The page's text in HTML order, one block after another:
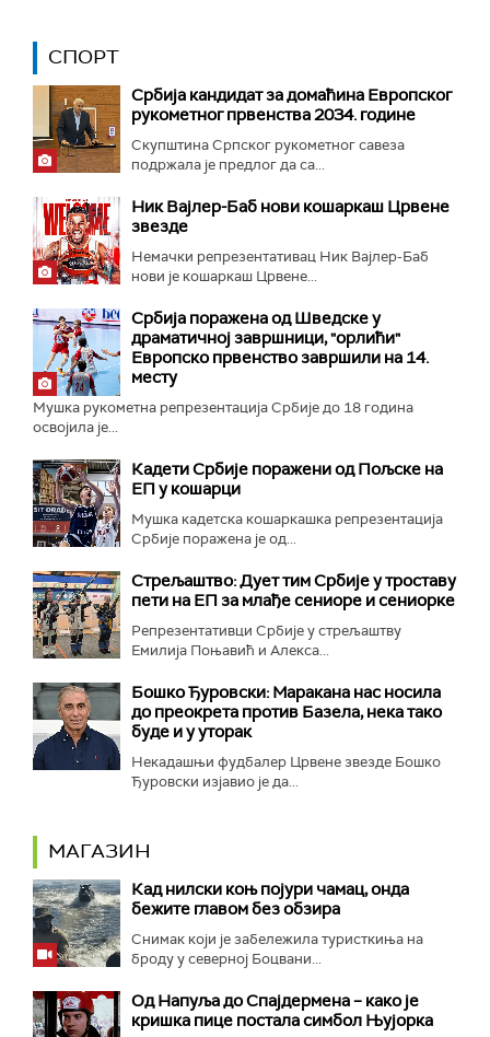
СПОРТ
Србија кандидат за домаћина Европског
рукометног првенства 2034. године
Скупштина Српског рукометног савеза
подржала је предлог да са...
Ник Вајлер-Баб нови кошаркаш Црвене
звезде
Немачки репрезентативац Ник Вајлер-Баб
нови је кошаркаш Црвене...
Србија поражена од Шведске у
драматичној завршници, "орлићи"
Европско првенство завршили на 14.
месту
Мушка рукометна репрезентација Србије до 18 година
освојила је...
Кадети Србије поражени од Пољске на
ЕП у кошарци
Мушка кадетска кошаркашка репрезентација
Србије поражена је од...
Стрељаштво: Дует тим Србије у троставу
пети на ЕП за млађе сениоре и сениорке
Репрезентативци Србије у стрељаштву
Емилија Поњавић и Алекса...
Бошко Ђуровски: Маракана нас носила
до преокрета против Базела, нека тако
буде и у уторак
Некадашњи фудбалер Црвене звезде Бошко
Ђуровски изјавио је да...
МАГАЗИН
Кад нилски коњ појури чамац, онда
бежите главом без обзира
Снимак који је забележила туристкиња на
броду у северној Боцвани...
Од Напуља до Спајдермена – како је
кришка пице постала симбол Њујорка